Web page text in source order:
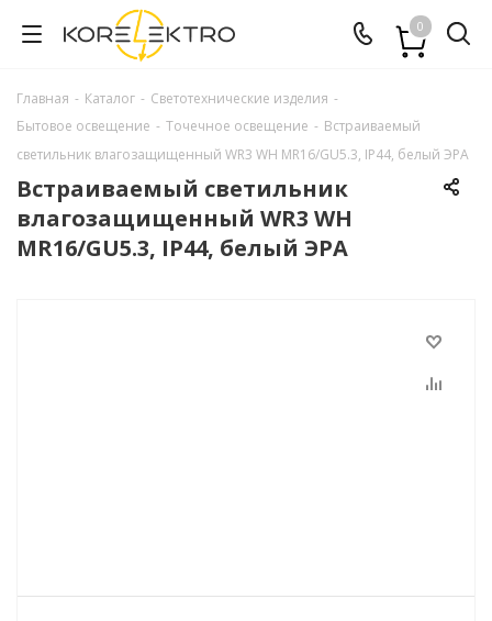
0
Главная - Каталог - Светотехнические изделия -
Бытовое освещение - Точечное освещение - Встраиваемый
светильник влагозащищенный WR3 WH MR16/GU5.3, IP44, белый ЭРА
Встраиваемый светильник
влагозащищенный WR3 WH
MR16/GU5.3, IP44, белый ЭРА